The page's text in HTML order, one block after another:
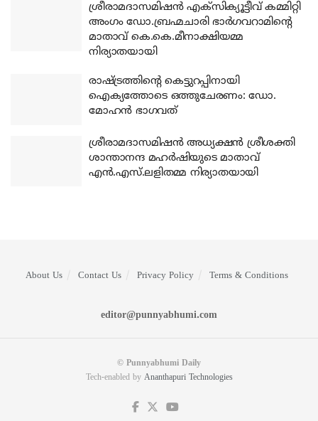
ശ്രീരാമദാസമിഷന്‍ എക്‌സിക്യൂട്ടീവ് കമ്മിറ്റി
അംഗം ഡോ.ബ്രഹ്മചാരി ഭാര്‍ഗവറാമിന്റെ
മാതാവ് കെ.കെ.മീനാക്ഷിയമ്മ
നിര്യാതയായി
രാഷ്ട്രത്തിന്റെ കെട്ടുറപ്പിനായി
ഐക്യത്തോടെ ഒത്തുചേരണം: ഡോ.
മോഹന്‍ ഭാഗവത്
ശ്രീരാമദാസമിഷന്‍ അധ്യക്ഷന്‍ ശ്രീശക്തി
ശാന്താനന്ദ മഹര്‍ഷിയുടെ മാതാവ്
എന്‍.എസ്.ലളിതമ്മ നിര്യാതയായി
About Us Contact Us Privacy Policy Terms & Conditions
editor@punnyabhumi.com
© Punnyabhumi Daily
Tech-enabled by Ananthapuri Technologies